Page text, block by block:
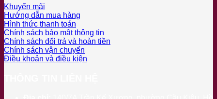
Khuyến mãi
Hướng dẫn mua hàng
Hình thức thanh toán
Chính sách bảo mật thông tin
Chính sách đổi trả và hoàn tiền
Chính sách vận chuyển
Điều khoản và điều kiện